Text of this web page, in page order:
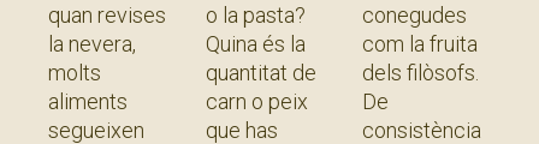
quan revises
la nevera,
molts
aliments
segueixen
o la pasta?
Quina és la
quantitat de
carn o peix
que has
conegudes
com la fruita
dels filòsofs.
De
consistència